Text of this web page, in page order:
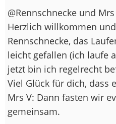
@Rennschnecke und Mrs
Herzlich willkommen
Rennschnecke, das
leicht gefallen (ich laufe
jetzt bin ich regelrecht
Viel Glück für dich, dass
Mrs V: Dann fasten wir
gemeinsam.